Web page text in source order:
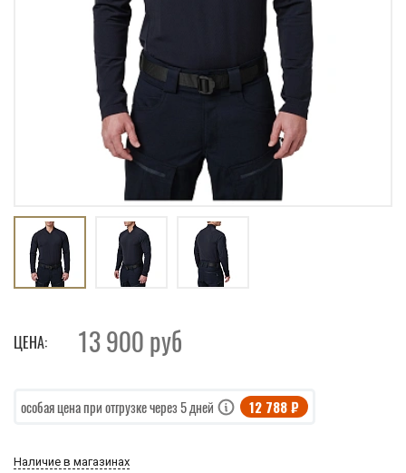
ЦЕНА: 13 900 руб
особая цена при отгрузке через 5 дней 12 788 ₽
Наличие в магазинах